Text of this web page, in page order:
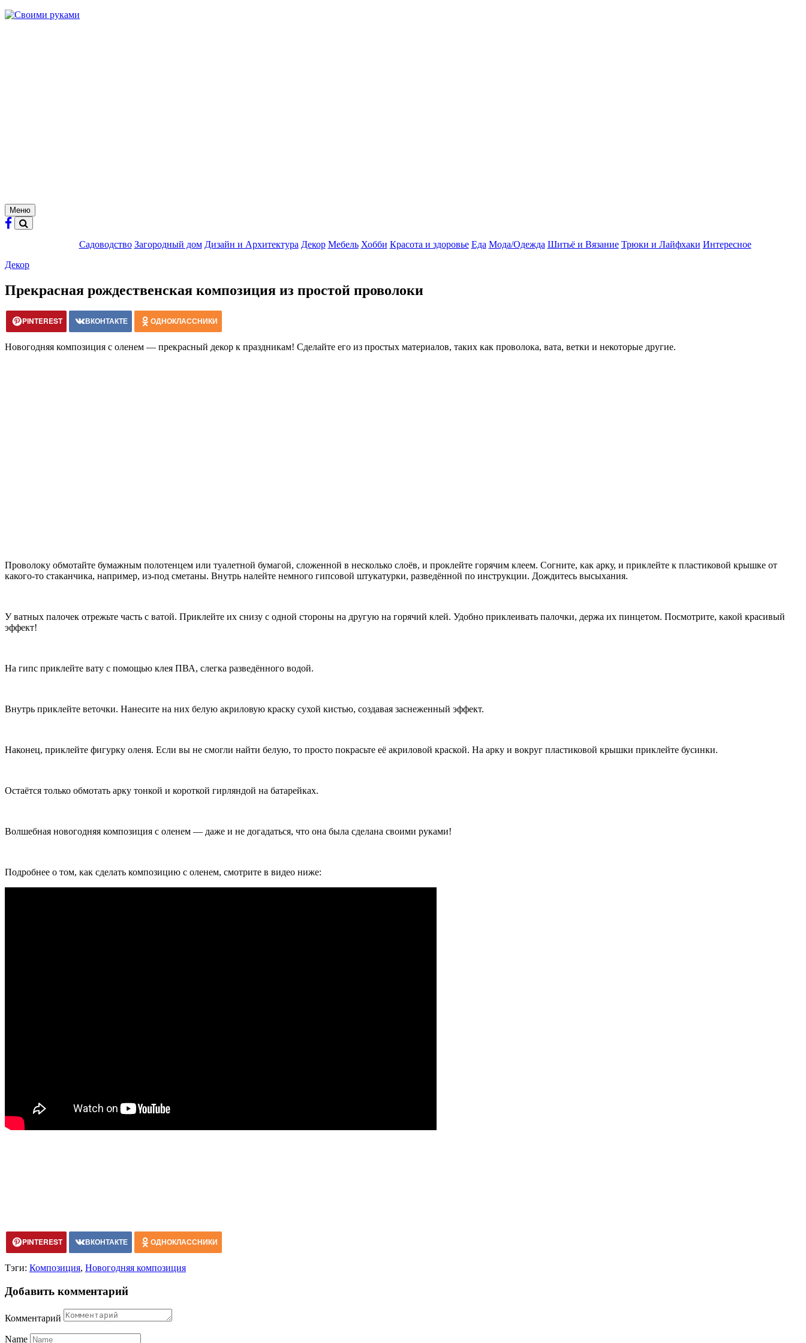
Skip
Меню
Садоводство Загородный дом Дизайн и Архитектура Декор Мебель Хобби Красота и здоровье Еда Мода/Одежда Шитьё и Вязание Трюки и Лайфхаки Интересное
Декор
Прекрасная рождественская композиция из простой проволоки
PINTEREST ВКОНТАКТЕ ОДНОКЛАССНИКИ
Новогодняя композиция с оленем — прекрасный декор к праздникам! Сделайте его из простых материалов, таких как проволока, вата, ветки и некоторые другие.
Проволоку обмотайте бумажным полотенцем или туалетной бумагой, сложенной в несколько слоёв, и проклейте горячим клеем. Согните, как арку, и приклейте к пластиковой крышке от
какого-то стаканчика, например, из-под сметаны. Внутрь налейте немного гипсовой штукатурки, разведённой по инструкции. Дождитесь высыхания.
У ватных палочек отрежьте часть с ватой. Приклейте их снизу с одной стороны на другую на горячий клей. Удобно приклеивать палочки, держа их пинцетом. Посмотрите, какой красивый
эффект!
На гипс приклейте вату с помощью клея ПВА, слегка разведённого водой.
Внутрь приклейте веточки. Нанесите на них белую акриловую краску сухой кистью, создавая заснеженный эффект.
Наконец, приклейте фигурку оленя. Если вы не смогли найти белую, то просто покрасьте её акриловой краской. На арку и вокруг пластиковой крышки приклейте бусинки.
Остаётся только обмотать арку тонкой и короткой гирляндой на батарейках.
Волшебная новогодняя композиция с оленем — даже и не догадаться, что она была сделана своими руками!
Подробнее о том, как сделать композицию с оленем, смотрите в видео ниже:
PINTEREST ВКОНТАКТЕ ОДНОКЛАССНИКИ
Тэги: Композиция, Новогодняя композиция
Добавить комментарий
Комментарий
Name